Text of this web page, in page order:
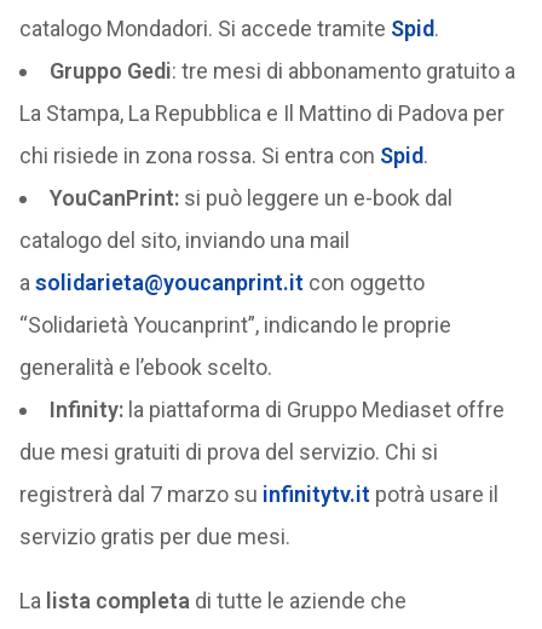
catalogo Mondadori. Si accede tramite Spid.
Gruppo Gedi: tre mesi di abbonamento gratuito a
La Stampa, La Repubblica e Il Mattino di Padova per
chi risiede in zona rossa. Si entra con Spid.
YouCanPrint:si può leggere un e-book dal
catalogo del sito, inviando una mail
a solidarieta@youcanprint.it con oggetto
“Solidarietà Youcanprint”, indicando le proprie
generalità e l’ebook scelto.
Infinity: la piattaforma di Gruppo Mediaset offre
due mesi gratuiti di prova del servizio. Chi si
registrerà dal 7 marzo su infinitytv.it potrà usare il
servizio gratis per due mesi.
La lista completa di tutte le aziende che